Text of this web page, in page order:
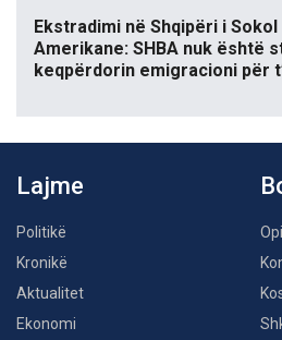
Ekstradimi në Shqipëri i
Amerikane: SHBA nuk është
keqpërdorin emigracioni për
Lajme
Politikë
Kronikë
Aktualitet
Ekonomi